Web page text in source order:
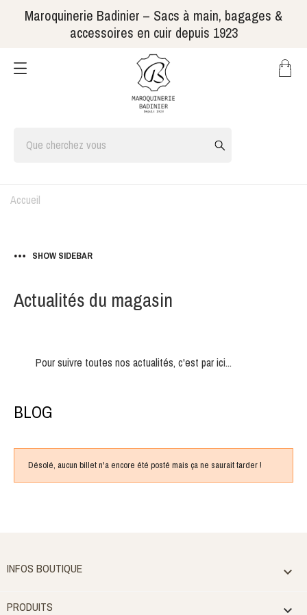
Maroquinerie Badinier – Sacs à main, bagages &
accessoires en cuir depuis 1923
Accueil
SHOW SIDEBAR
Actualités du magasin
Pour suivre toutes nos actualités, c'est par ici...
BLOG
Désolé, aucun billet n'a encore été posté mais ça ne saurait tarder !
INFOS BOUTIQUE 
PRODUITS 